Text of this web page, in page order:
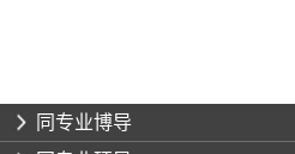
同专业博导